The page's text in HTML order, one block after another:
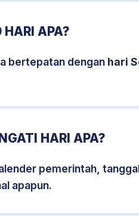
HARI APA?
bertepatan dengan hari
HARI APA?
pemerintah,
apapun.